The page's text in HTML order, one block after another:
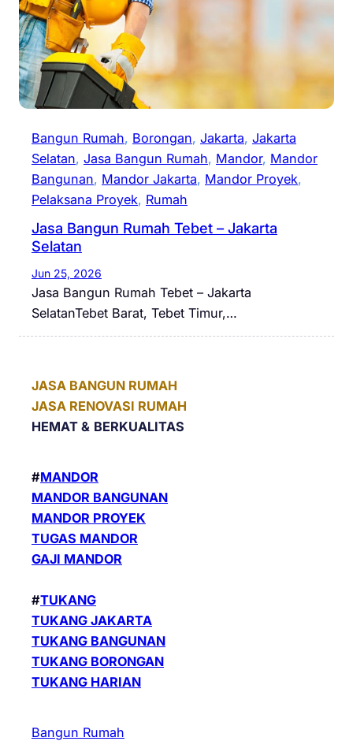
Bangun Rumah, Borongan, Jakarta, Jakarta
Selatan, Jasa Bangun Rumah, Mandor, Mandor
Bangunan, Mandor Jakarta, Mandor Proyek
Pelaksana Proyek, Rumah
Jasa Bangun Rumah Tebet – Jakarta
Selatan
Jun 25, 2026
Jasa Bangun Rumah Tebet – Jakarta
SelatanTebet Barat, Tebet Timur,…
JASA BANGUN RUMAH
JASA RENOVASI RUMAH
HEMAT & BERKUALITAS
#MANDOR
MANDOR BANGUNAN
MANDOR PROYEK
TUGAS MANDOR
GAJI MANDOR
#TUKANG
TUKANG JAKARTA
TUKANG BANGUNAN
TUKANG BORONGAN
TUKANG HARIAN
Bangun Rumah